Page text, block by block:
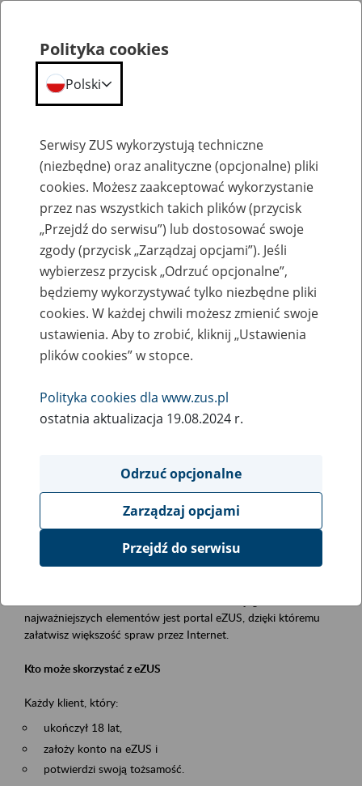
Szkolenia
Zaproś ZUS do siebie - zakładanie profili
eZUS w siedzibie Twojej firmy
Rodzaj wydarzenia
Szkolenia
Obszar merytoryczny
obsługa klientów
Opis wydarzenia
Platforma Usług Elektronicznych ZUS eZUS
najważniejszych elementów jest portal eZUS, dzięki któremu
załatwisz większość spraw przez Internet.
Kto może skorzystać z eZUS
Każdy klient, który:
ukończył 18 lat,
założy konto na eZUS i
potwierdzi swoją tożsamość.
Polityka cookies
Polski
Serwisy ZUS wykorzystują techniczne
(niezbędne) oraz analityczne (opcjonalne) pliki
cookies. Możesz zaakceptować wykorzystanie
przez nas wszystkich takich plików (przycisk
„Przejdź do serwisu”) lub dostosować swoje
zgody (przycisk „Zarządzaj opcjami”). Jeśli
wybierzesz przycisk „Odrzuć opcjonalne”,
będziemy wykorzystywać tylko niezbędne pliki
cookies. W każdej chwili możesz zmienić swoje
ustawienia. Aby to zrobić, kliknij „Ustawienia
plików cookies” w stopce.
Polityka cookies dla www.zus.pl
ostatnia aktualizacja 19.08.2024 r.
Odrzuć opcjonalne
Zarządzaj opcjami
Przejdź do serwisu